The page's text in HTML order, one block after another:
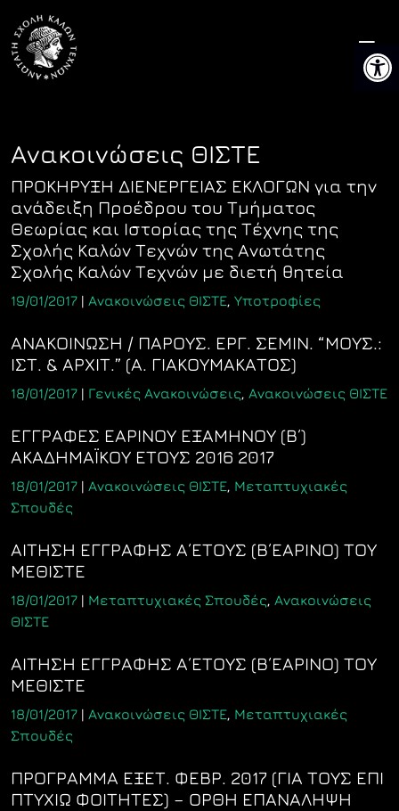
content
Ανακοινώσεις ΘΙΣΤΕ
ΠΡΟΚΗΡΥΞΗ ΔΙΕΝΕΡΓΕΙΑΣ ΕΚΛΟΓΩΝ για την
ανάδειξη Προέδρου του Τμήματος
Θεωρίας και Ιστορίας της Τέχνης της
Σχολής Καλών Τεχνών της Ανωτάτης
Σχολής Καλών Τεχνών με διετή θητεία
19/01/2017 | Ανακοινώσεις ΘΙΣΤΕ, Υποτροφίες
ΑΝΑΚΟΙΝΩΣΗ / ΠΑΡΟΥΣ. ΕΡΓ. ΣΕΜΙΝ. “ΜΟΥΣ.:
ΙΣΤ. & ΑΡΧΙΤ.” (Α. ΓΙΑΚΟΥΜΑΚΑΤΟΣ)
18/01/2017 | Γενικές Ανακοινώσεις, Ανακοινώσεις ΘΙΣΤΕ
ΕΓΓΡΑΦΕΣ ΕΑΡΙΝΟΥ ΕΞΑΜΗΝΟΥ (Β΄)
ΑΚΑΔΗΜΑΪΚΟΥ ΕΤΟΥΣ 2016 2017
18/01/2017 | Ανακοινώσεις ΘΙΣΤΕ, Μεταπτυχιακές
Σπουδές
ΑΙΤΗΣΗ ΕΓΓΡΑΦΗΣ Α΄ΕΤΟΥΣ (Β΄ΕΑΡΙΝΟ) ΤΟΥ
ΜΕΘΙΣΤΕ
18/01/2017 | Μεταπτυχιακές Σπουδές, Ανακοινώσεις
ΘΙΣΤΕ
ΑΙΤΗΣΗ ΕΓΓΡΑΦΗΣ Α΄ΕΤΟΥΣ (Β΄ΕΑΡΙΝΟ) ΤΟΥ
ΜΕΘΙΣΤΕ
18/01/2017 | Ανακοινώσεις ΘΙΣΤΕ, Μεταπτυχιακές
Σπουδές
ΠΡΟΓΡΑΜΜΑ ΕΞΕΤ. ΦΕΒΡ. 2017 (ΓΙΑ ΤΟΥΣ ΕΠΙ
ΠΤΥΧΙΩ ΦΟΙΤΗΤΕΣ) – ΟΡΘΗ ΕΠΑΝΑΛΗΨΗ